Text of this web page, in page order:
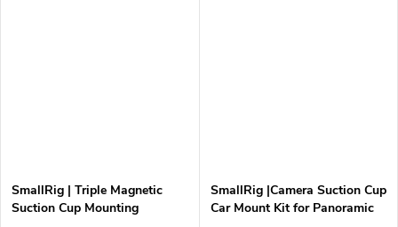
SmallRig | Triple Magnetic
Suction Cup Mounting
SmallRig |Camera Suction Cup
Car Mount Kit for Panoramic